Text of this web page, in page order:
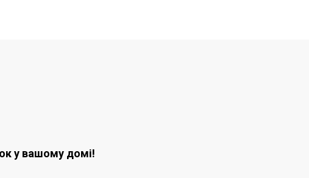
у вашому домі!